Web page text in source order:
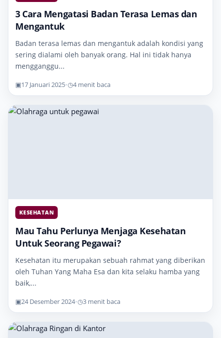
3 Cara Mengatasi Badan Terasa Lemas dan
Mengantuk
Badan terasa lemas dan mengantuk adalah kondisi yang
sering dialami oleh banyak orang. Hal ini tidak hanya
mengganggu...
▣17 Januari 2025•◷4 menit baca
KESEHATAN
Mau Tahu Perlunya Menjaga Kesehatan
Untuk Seorang Pegawai?
Kesehatan itu merupakan sebuah rahmat yang diberikan
oleh Tuhan Yang Maha Esa dan kita selaku hamba yang
baik,...
▣24 Desember 2024•◷3 menit baca